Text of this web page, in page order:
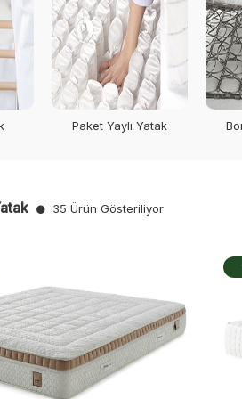
Paket Yaylı Yatak
35 Ürün Gösteriliyor